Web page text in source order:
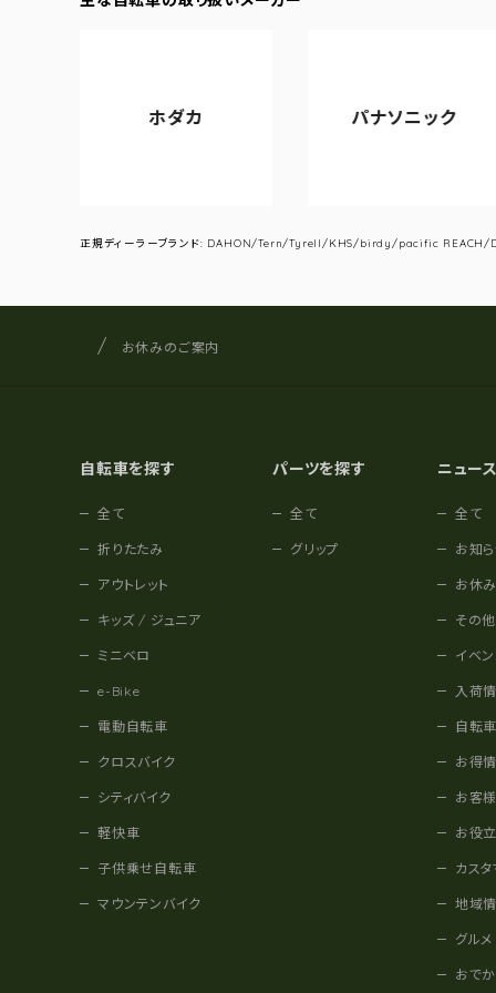
ホダカ パナソニック
正規ディーラーブランド: DAHON/Tern/Tyrell/KHS/birdy/pacific
サイト内の現在地
サイクルショップナカゴヤ
お休みのご案内
自転車を探す
全て
折りたたみ
アウトレット
キッズ / ジュニア
ミニベロ
e-Bike
電動自転車
クロスバイク
シティバイク
軽快車
子供乗せ自転車
マウンテンバイク
パーツを探す
全て
グリップ
ニュー
全て
お知
お休
その
イベン
入荷
自転
お得
お客様
お役
カス
地域
グルメ
おで